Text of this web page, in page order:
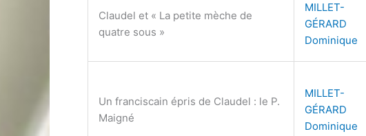
Claudel et « La petite mèche de
quatre sous »
MILLET-
GÉRARD
Dominique
Un franciscain épris de Claudel : le P.
Maigné
MILLET-
GÉRARD
Dominique